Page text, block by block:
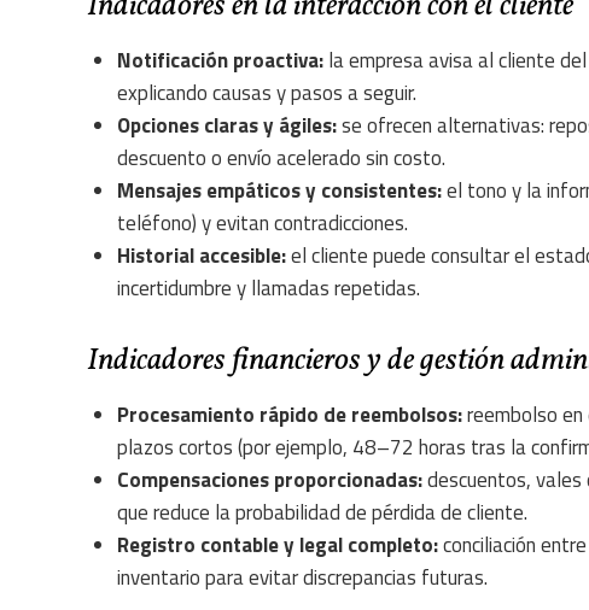
Notificación proactiva:la empresa avisa al cliente
explicando causas y pasos a seguir.
Opciones claras y ágiles:se ofrecen alternativas:
descuento o envío acelerado sin costo.
Mensajes empáticos y consistentes:el tono y la
teléfono) y evitan contradicciones.
Historial accesible:el cliente puede consultar el
incertidumbre y llamadas repetidas.
Indicadores financieros y de gestión
Procesamiento rápido de reembolsos:reembolso
plazos cortos (por ejemplo, 48–72 horas tras la
Compensaciones proporcionadas:descuentos, vales
que reduce la probabilidad de pérdida de cliente.
Registro contable y legal completo:conciliación
inventario para evitar discrepancias futuras.